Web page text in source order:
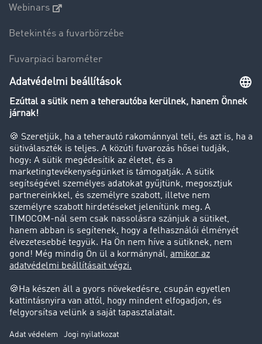
Webinars
Betekintés a fuvarbörzébe
Fuvarpiaci barométer
Transzportlexikon
Tehergépkocsi-forgalomkorlátozás
Cég
Sikertörténetek
Ügyfél hoz ügyfelet
Jogi információk
Impresszum
Adatvédelem
süti-beállítások